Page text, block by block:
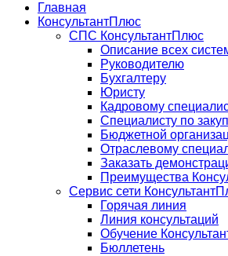
Главная
КонсультантПлюс
СПС КонсультантПлюс
Описание всех
Руководителю
Бухгалтеру
Юристу
Кадровому
Специалисту по
Бюджетной
Отраслевому
Заказать
Преимущества
Сервис сети
Горячая линия
Линия консультаций
Обучение
Бюллетень